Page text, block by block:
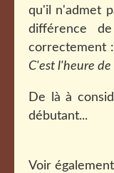
qu'il n'admet
différence
correctement :
C'est l'heure
De là à
débutant...
Voir